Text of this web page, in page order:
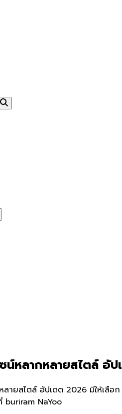
น์หลากหลายสไตล์ อั
ลายสไตล์ อัปเดต 2026 มีให้เลือ
buriram NaYoo